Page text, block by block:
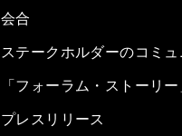
会合
ステークホルダーのコミュ
「フォーラム・ストーリー
プレスリリース